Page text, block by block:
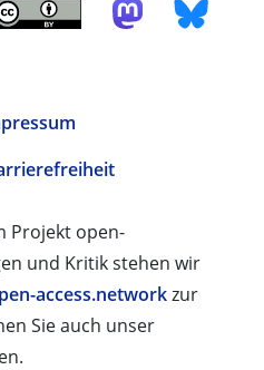
Projekt open-
und Kritik stehen wir
access.networkzur
Sie auch unser